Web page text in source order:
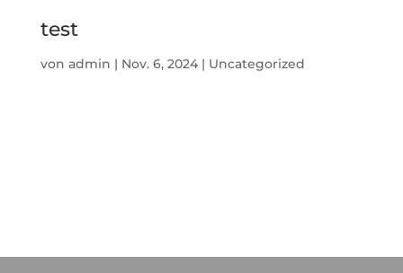
test
von admin | Nov. 6, 2024| Uncategorized